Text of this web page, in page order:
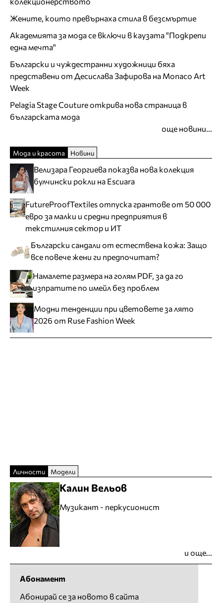
Жените, които превърнаха стила в безсмъртие
Академията за мода се включи в каузата "Подкрепи
една мечта"
Български и чуждестранни художници бяха
представени от Десислава Зафирова на Monaco Art
Week
Pelagia Stage Couture открива нова страница в
българската мода
още новини...
Мода и красота Новини
Велизара Георгиева показва нова колекция
булчински рокли на Escuara
FutureProofTextiles отпуска грантове от 50 000
евро за малки и средни предприятия в
текстилния сектор и ИТ
Български сандали от естествена кожа: Защо
все повече жени ги предпочитат?
Намалете размера на голям PDF, за да го
изпратите по имейл без проблем
Модни тенденции при цветовете за лято
2026 от Ruse Fashion Week
Личности Модели
Калин Вельов
Музикант - перкусионист
и още...
Абонамент
Абонирай се за новото в сайта